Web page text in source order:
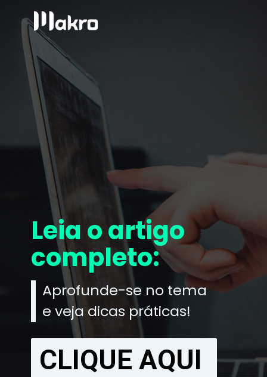
Leia o artigo
completo:
Aprofunde-se no tema
e veja dicas práticas!
CLIQUE AQUI
CLIQUE AQUI